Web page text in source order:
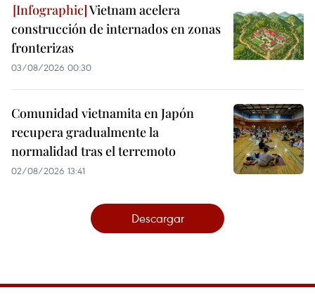
Vietnam acelera
construcción de internados en zonas
fronterizas
03/08/2026 00:30
Comunidad vietnamita en Japón
recupera gradualmente la
normalidad tras el terremoto
02/08/2026 13:41
Descargar